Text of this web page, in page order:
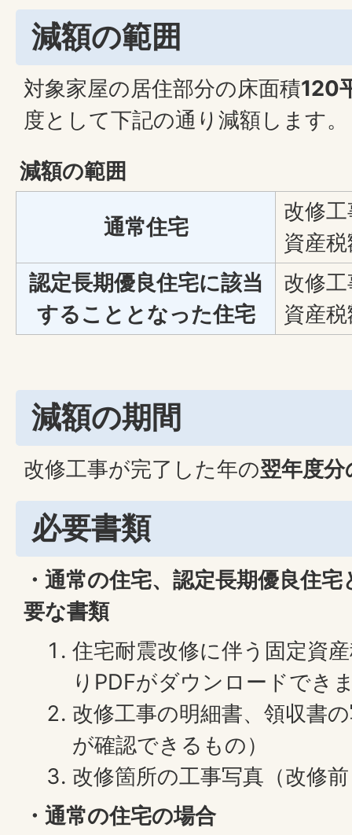
減額の範囲
対象家屋の居住部分の床面積120
度として下記の通り減額します。
減額の範囲
通常住宅
改修
資産
認定長期優良住宅に該当
することとなった住宅
改修
資産
減額の期間
改修工事が完了した年の翌年度分
必要書類
・通常の住宅、認定長期優良住
要な書類
住宅耐震改修に伴う固定資
りPDFがダウンロードでき
改修工事の明細書、領収書
が確認できるもの）
改修箇所の工事写真（改修
・通常の住宅の場合